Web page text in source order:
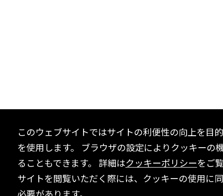
このウェブサイトではサイトの利便性の向上を目
を使用します。 ブラウザの設定によりクッキーの
ることもできます。 詳細はクッキーポリシーをご
サイトを閲覧いただく際には、クッキーの使用に